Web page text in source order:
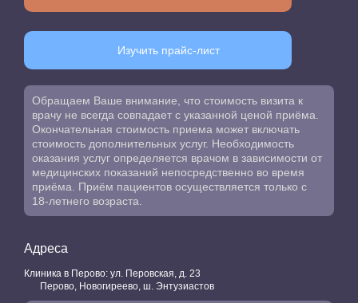
Изучить прайс-лист
Обращаем Ваше внимание, что стоимость визита к
врачу не всегда совпадает с указанной ценой приёма.
Окончательная стоимость приема может включать
стоимость дополнительных услуг. Необходимость
оказания услуг определяется врачом в зависимости от
медицинских показаний непосредственно во время
приёма. Приём пациентов осуществляется только с
18-летнего возраста.
Адреса
Клиника в Перово: ул. Перовская, д. 23
Перово, Новогиреево, ш. Энтузиастов